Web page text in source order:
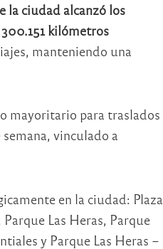
la ciudad alcanzó los
kilómetros
manteniendo una
mayoritario para traslados
vinculado a
en la ciudad: Plaza
Las Heras, Parque
y Parque Las Heras –